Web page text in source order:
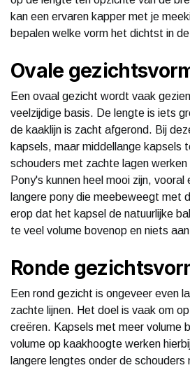
kan een ervaren kapper met je
bepalen welke vorm het dichtst in
Ovale
Een ovaal gezicht wordt vaak
veelzijdige basis. De lengte is iets
de kaaklijn is zacht afgerond. Bij
kapsels, maar middellange kapsels
schouders met zachte lagen
Pony's kunnen heel mooi zijn, vooral
langere pony die meebeweegt met
erop dat het kapsel de natuurlijke
te veel volume bovenop en niets
Ronde
Een rond gezicht is ongeveer even
zachte lijnen. Het doel is vaak om
creëren. Kapsels met meer volume
volume op kaakhoogte werken
langere lengtes onder de